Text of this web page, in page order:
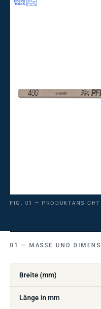
FIG. 01 — PRODUKTANSICHT
MASSE UND
Breite (mm)
Länge in mm